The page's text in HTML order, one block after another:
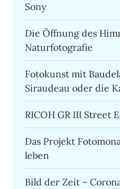
Sony
Die Öffnung des
Naturfotografie
Fotokunst mit
Siraudeau oder die
RICOH GR III Street
Das Projekt
leben
Bild der Zeit –